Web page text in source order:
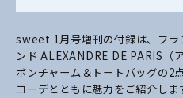
sweet 1月号増刊の付録は、フラ
ンド ALEXANDRE DE PARIS（
ボンチャーム＆トートバッグの2
コーデとともに魅力をご紹介し